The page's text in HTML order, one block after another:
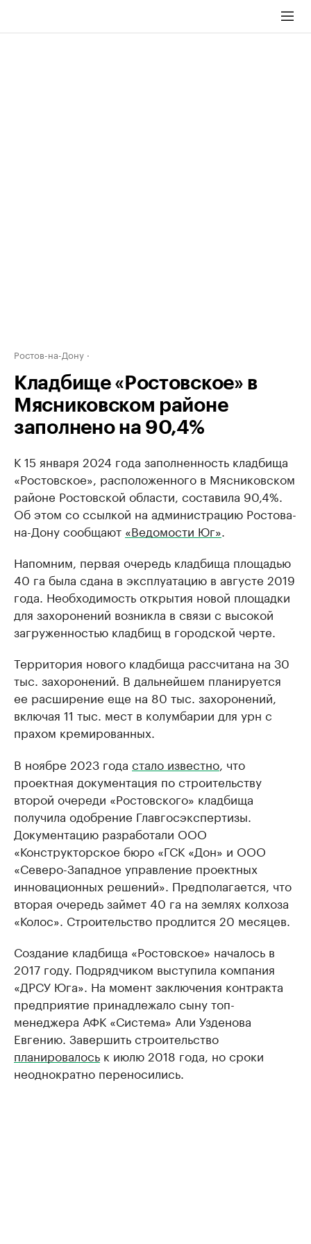
Ростов-на-Дону
Кладбище «Ростовское» в
Мясниковском районе
заполнено на 90,4%
К 15 января 2024 года заполненность кладбища
«Ростовское», расположенного в Мясниковском
районе Ростовской области, составила 90,4%.
Об этом со ссылкой на администрацию Ростова-
на-Дону сообщают «Ведомости Юг»
Напомним, первая очередь кладбища площадью
40 га была сдана в эксплуатацию в августе 2019
года. Необходимость открытия новой площадки
для захоронений возникла в связи с высокой
загруженностью кладбищ в городской черте.
Территория нового кладбища рассчитана на 30
тыс. захоронений. В дальнейшем планируется
ее расширение еще на 80 тыс. захоронений,
включая 11 тыс. мест в колумбарии для урн с
прахом кремированных.
В ноябре 2023 года стало известно , что
проектная документация по строительству
второй очереди «Ростовского» кладбища
получила одобрение Главгосэкспертизы.
Документацию разработали ООО
«Конструкторское бюро «ГСК «Дон» и ООО
«Северо-Западное управление проектных
инновационных решений». Предполагается, что
вторая очередь займет 40 га на землях колхоза
«Колос». Строительство продлится 20 месяцев.
Создание кладбища «Ростовское» началось в
2017 году. Подрядчиком выступила компания
«ДРСУ Юга». На момент заключения контракта
предприятие принадлежало сыну топ-
менеджера АФК «Система» Али Узденова
Евгению. Завершить строительство
планировалось к июлю 2018 года, но сроки
неоднократно переносились.